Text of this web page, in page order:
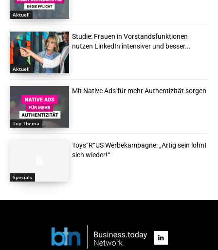
Aktuell
Aktuell
Studie: Frauen in Vorstandsfunktionen
nutzen LinkedIn intensiver und besser...
Top Thema
Mit Native Ads für mehr Authentizität sorgen
Specials
Toys“R“US Werbekampagne: „Artig sein lohnt
sich wieder!“